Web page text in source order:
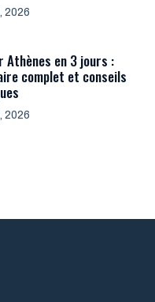
2026
Athènes en 3 jours :
complet et conseils
2026